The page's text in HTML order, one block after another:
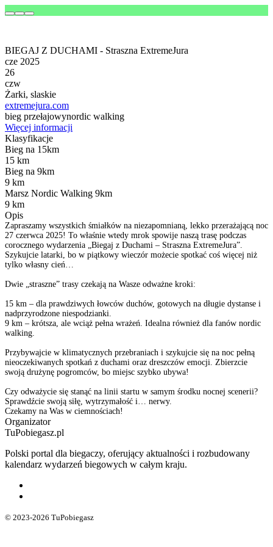
BIEGAJ Z DUCHAMI - Straszna ExtremeJura
cze 2025
26
czw
Żarki, slaskie
extremejura.com
bieg przełajowynordic walking
Więcej informacji
Klasyfikacje
Bieg na 15km
15 km
Bieg na 9km
9 km
Marsz Nordic Walking 9km
9 km
Opis
Zapraszamy wszystkich śmiałków na niezapomnianą, lekko przerażającą noc
27 czerwca 2025! To właśnie wtedy mrok spowije naszą trasę podczas
corocznego wydarzenia „Biegaj z Duchami – Straszna ExtremeJura”.
Szykujcie latarki, bo w piątkowy wieczór możecie spotkać coś więcej niż
tylko własny cień…
Dwie „straszne” trasy czekają na Wasze odważne kroki:
15 km – dla prawdziwych łowców duchów, gotowych na długie dystanse i
nadprzyrodzone niespodzianki.
9 km – krótsza, ale wciąż pełna wrażeń. Idealna również dla fanów nordic
walking.
Przybywajcie w klimatycznych przebraniach i szykujcie się na noc pełną
nieoczekiwanych spotkań z duchami oraz dreszczów emocji. Zbierzcie
swoją drużynę pogromców, bo miejsc szybko ubywa!
Czy odważycie się stanąć na linii startu w samym środku nocnej scenerii?
Sprawdźcie swoją siłę, wytrzymałość i… nerwy.
Czekamy na Was w ciemnościach!
Organizator
TuPobiegasz.pl
Polski portal dla biegaczy, oferujący aktualności i rozbudowany
kalendarz wydarzeń biegowych w całym kraju.
© 2023-2026 TuPobiegasz